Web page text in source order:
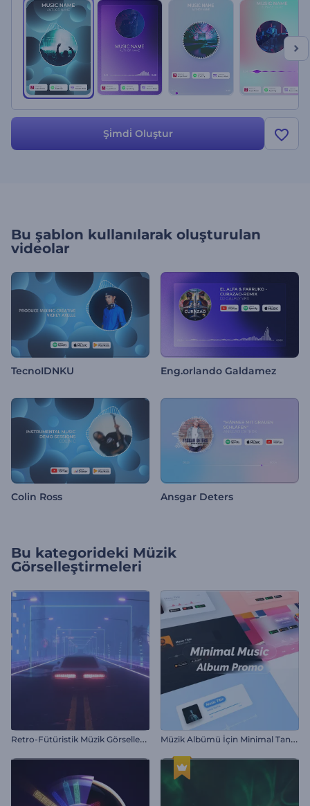
fazla para harcamayın. Hemen şimdi deneyin!
Şi̇mdi̇ Oluştur
Bu şablon kullanılarak oluşturulan
videolar
TecnoIDNKU Eng.orlando Galdamez
Colin Ross Ansgar Deters
Bu kategorideki Müzik
Görselleştirmeleri
R
etro-Fütüristik Müzik Görselleştirici M
üzik Albümü İçin Minimal Tanıtım